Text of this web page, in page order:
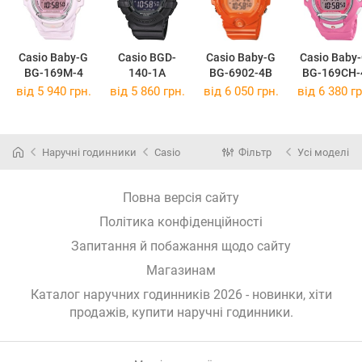
Casio Baby-G
BG-169M-4
Casio BGD-
140-1A
Casio Baby-G
BG-6902-4B
Casio
BG-
від 5 940 грн. від 5 860 грн. від 6 050 грн. від 6 380
Наручні годинники Casio Фільтр Усі моделі
Повна версія сайту
Політика конфіденційності
Запитання й побажання щодо сайту
Магазинам
Каталог наручних годинників 2026 - новинки, хіти
продажів, купити наручні годинники.